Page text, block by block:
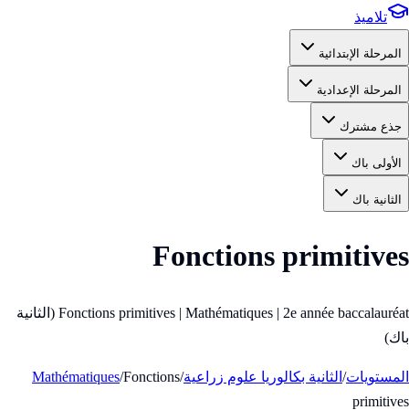
تلاميذ
المرحلة الإبتدائية
المرحلة الإعدادية
جذع مشترك
الأولى باك
الثانية باك
Fonctions primitives
Fonctions primitives | Mathématiques | 2e année baccalauréat (الثانية
باك)
المستويات/ الثانية بكالوريا علوم زراعية/
Mathématiques/Fonctions
primitives